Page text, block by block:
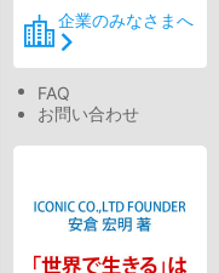
企業のみなさまへ
FAQ
お問い合わせ